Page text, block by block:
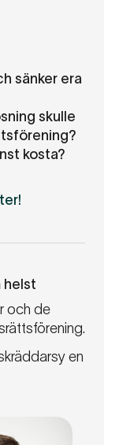
sänker era
skulle
kosta?
helst
och de
en